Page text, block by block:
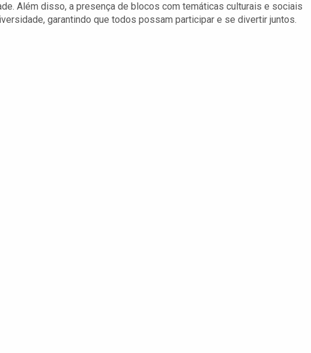
Além disso, a presença de blocos com temáticas culturais e sociais
garantindo que todos possam participar e se divertir juntos.